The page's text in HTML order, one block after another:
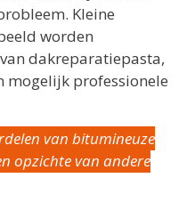
Kleine
worden
dakreparatiepasta,
professionele
van bitumineuze
opzichte van andere